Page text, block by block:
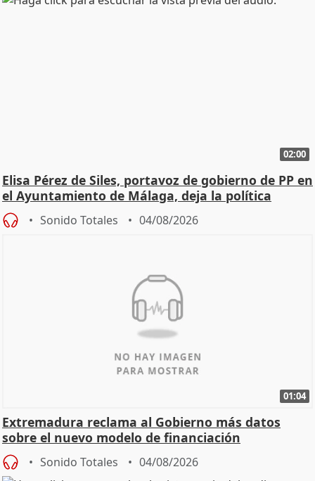
02:00
Elisa Pérez de Siles, portavoz de gobierno de PP en
el Ayuntamiento de Málaga, deja la política
Sonido Totales 04/08/2026
01:04
Extremadura reclama al Gobierno más datos
sobre el nuevo modelo de financiación
Sonido Totales 04/08/2026